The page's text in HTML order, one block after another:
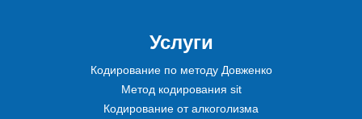
Услуги
Кодирование по методу Довженко
Метод кодирования sit
Кодирование от алкоголизма